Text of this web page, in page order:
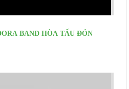
BAND HÒA TẤU ĐÓN
MẪU XE MỚI...